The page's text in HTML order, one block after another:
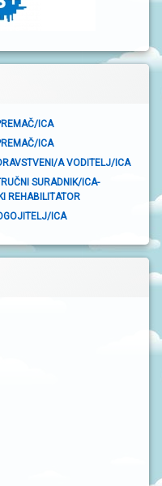
ICA
ICA
A VODITELJ/ICA
SURADNIK/ICA-
REHABILITATOR
ICA